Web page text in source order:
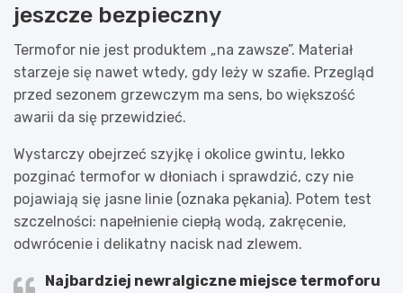
jeszcze bezpieczny
Termofor nie jest produktem „na zawsze”. Materiał
starzeje się nawet wtedy, gdy leży w szafie. Przegląd
przed sezonem grzewczym ma sens, bo większość
awarii da się przewidzieć.
Wystarczy obejrzeć szyjkę i okolice gwintu, lekko
pozginać termofor w dłoniach i sprawdzić, czy nie
pojawiają się jasne linie (oznaka pękania). Potem test
szczelności: napełnienie ciepłą wodą, zakręcenie,
odwrócenie i delikatny nacisk nad zlewem.
Najbardziej newralgiczne miejsce termoforu